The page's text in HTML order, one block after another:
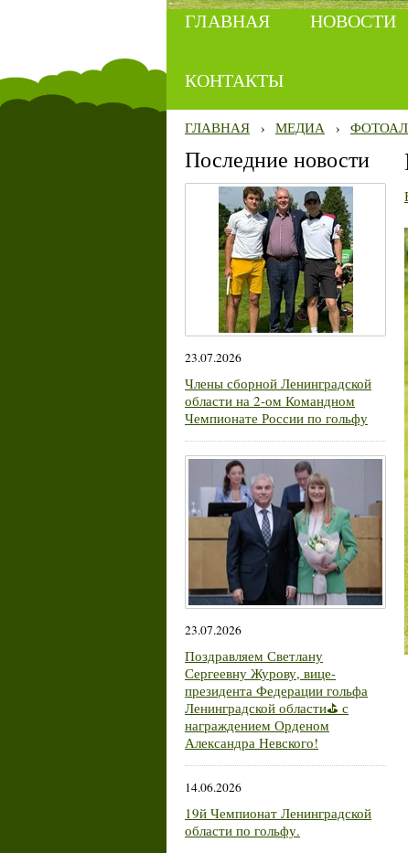
ГЛАВНАЯ НОВОСТИ
КОНТАКТЫ
ГЛАВНАЯ › МЕДИА ›
Последние новости
23.07.2026
Члены сборной Ленинградской
области на 2-ом Командном
Чемпионате России по гольфу
23.07.2026
Поздравляем Светлану
Сергеевну Журову, вице-
президента Федерации гольфа
Ленинградской области⛳ с
награждением Орденом
Александра Невского!
14.06.2026
19й Чемпионат Ленинградской
области по гольфу.